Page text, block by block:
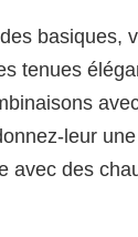
basiques,
tenues
leur
avec des